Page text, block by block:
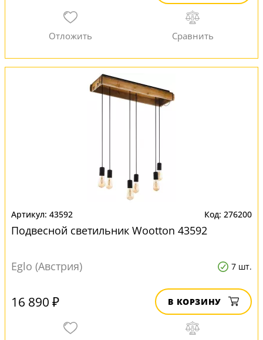
43592 276200
Подвесной светильник Wootton 43592
Eglo (Австрия) 7 шт.
16 890 ₽ В КОРЗИНУ